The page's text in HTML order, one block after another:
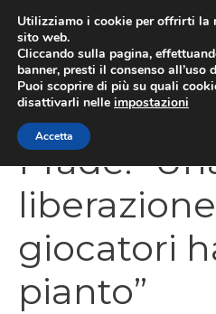
contenuto
Pradè:
giocatori
pianto”
Utilizziamo i cookie per offrirti la
sito web.
Cliccando sulla pagina,
banner, presti il consenso all’uso
Puoi scoprire di più su quali
disattivarli nelle impostazioni
Accetta